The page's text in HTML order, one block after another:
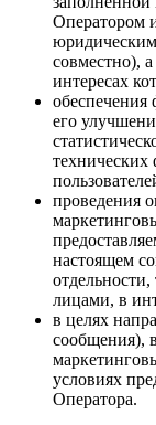
Оператором
совместно),
интересах
обеспечения
его
технических
проведения
настоящем
лицами, в
в целях
сообщения),
условиях
Оператора.